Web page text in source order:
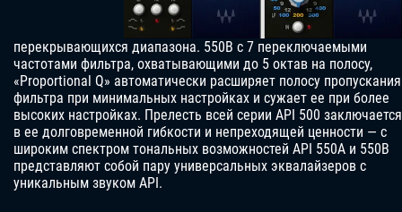
перекрывающихся диапазона. 550B с 7 переключаемыми
частотами фильтра, охватывающими до 5 октав на полосу,
«Proportional Q» автоматически расширяет полосу пропускания
фильтра при минимальных настройках и сужает ее при более
высоких настройках. Прелесть всей серии API 500 заключается
в ее долговременной гибкости и непреходящей ценности — с
широким спектром тональных возможностей API 550A и 550B
представляют собой пару универсальных эквалайзеров с
уникальным звуком API.